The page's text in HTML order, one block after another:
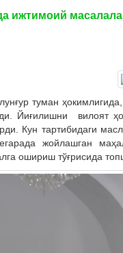
ижтимоий
туман
Йиғилишни вилоят
Кун тартибидаги
жойлашган
ошириш тўғрисида